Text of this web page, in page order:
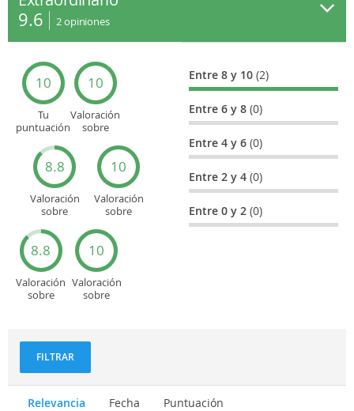
9.6 2opiniones
10
Tu
puntuación
10
Valoración
sobre
8.8
Valoración
sobre
10
Valoración
sobre
turísticos
8.8
Valoración
sobre
10
Valoración
sobre
Entre 8 y 10(2)
Entre 6 y 8(0)
Entre 4 y 6(0)
Entre 2 y 4(0)
Entre 0 y 2(0)
FILTRAR
Relevancia Fecha Puntuación